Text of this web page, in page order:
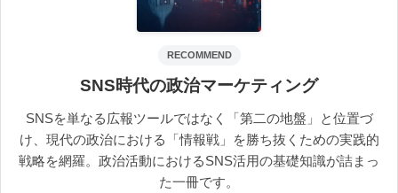
RECOMMEND
SNS時代の政治マーケティング
SNSを単なる広報ツールではなく「第二の地盤」と位置づ
け、現代の政治における「情報戦」を勝ち抜くための実践的
戦略を網羅。政治活動におけるSNS活用の基礎知識が詰まっ
た一冊です。